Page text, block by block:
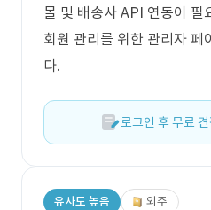
몰 및 배송사 API 연동이 필
회원 관리를 위한 관리자 페
다.
로그인 후 무료
유사도 높음 외주